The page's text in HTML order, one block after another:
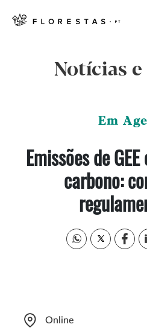
Notícias
Em
Emissões de
carbono:
Online